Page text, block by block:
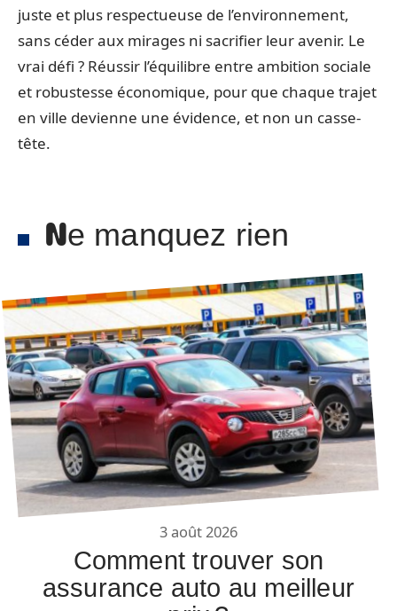
juste et plus respectueuse de l’environnement,
sans céder aux mirages ni sacrifier leur avenir. Le
vrai défi ? Réussir l’équilibre entre ambition sociale
et robustesse économique, pour que chaque trajet
en ville devienne une évidence, et non un casse-
tête.
Ne manquez rien
3 août 2026
Comment trouver son
assurance auto au meilleur